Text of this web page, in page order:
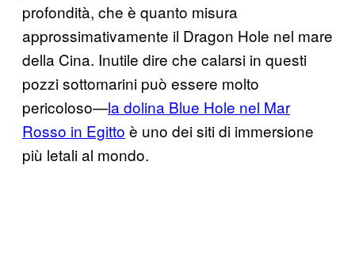
profondità, che è quanto misura
approssimativamente il Dragon Hole nel mare
della Cina. Inutile dire che calarsi in questi
pozzi sottomarini può essere molto
pericoloso—la dolina Blue Hole nel Mar
Rosso in Egitto è uno dei siti di immersione
più letali al mondo.